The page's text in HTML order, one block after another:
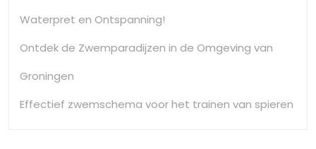
Waterpret en Ontspanning!
Ontdek de Zwemparadijzen in de Omgeving van
Groningen
Effectief zwemschema voor het trainen van spieren